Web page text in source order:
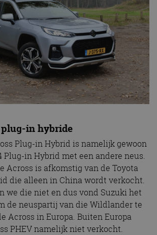
in hybride
Plug-in Hybrid is namelijk gewoon
Plug-in Hybrid met een andere neus.
Across is afkomstig van de Toyota
die alleen in China wordt verkocht.
we die niet en dus vond Suzuki het
de neuspartij van die Wildlander te
Across in Europa. Buiten Europa
PHEV namelijk niet verkocht.